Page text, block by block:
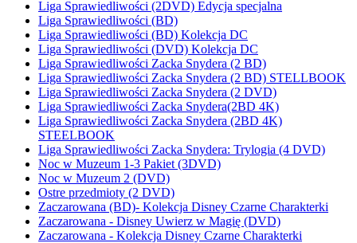
Liga Sprawiedliwości (2DVD) Edycja specjalna
Liga Sprawiedliwości (BD)
Liga Sprawiedliwości (BD) Kolekcja DC
Liga Sprawiedliwości (DVD) Kolekcja DC
Liga Sprawiedliwości Zacka Snydera (2 BD)
Liga Sprawiedliwości Zacka Snydera (2 BD) STELLBOOK
Liga Sprawiedliwości Zacka Snydera (2 DVD)
Liga Sprawiedliwości Zacka Snydera(2BD 4K)
Liga Sprawiedliwości Zacka Snydera (2BD 4K)
STEELBOOK
Liga Sprawiedliwości Zacka Snydera: Trylogia (4 DVD)
Noc w Muzeum 1-3 Pakiet (3DVD)
Noc w Muzeum 2 (DVD)
Ostre przedmioty (2 DVD)
Zaczarowana (BD)- Kolekcja Disney Czarne Charakterki
Zaczarowana - Disney Uwierz w Magię (DVD)
Zaczarowana - Kolekcja Disney Czarne Charakterki